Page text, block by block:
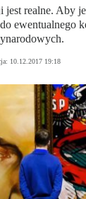
jest realne. Aby
ewentualnego
10.12.2017 19:18